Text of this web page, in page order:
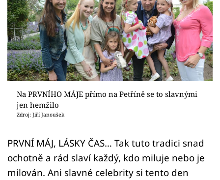
Virály
Sex a vztahy
Videa
Sledujte prima+
Přihlášení
Sledujte nás
Na PRVNÍHO MÁJE přímo na Petříně se to slavnými
jen hemžilo
Zdroj: Jiří Janoušek
PRVNÍ MÁJ, LÁSKY ČAS… Tak tuto tradici snad
ochotně a rád slaví každý, kdo miluje nebo je
milován. Ani slavné celebrity si tento den